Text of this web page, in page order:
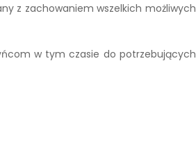
z zachowaniem wszelkich możliwych
w tym czasie do potrzebujących